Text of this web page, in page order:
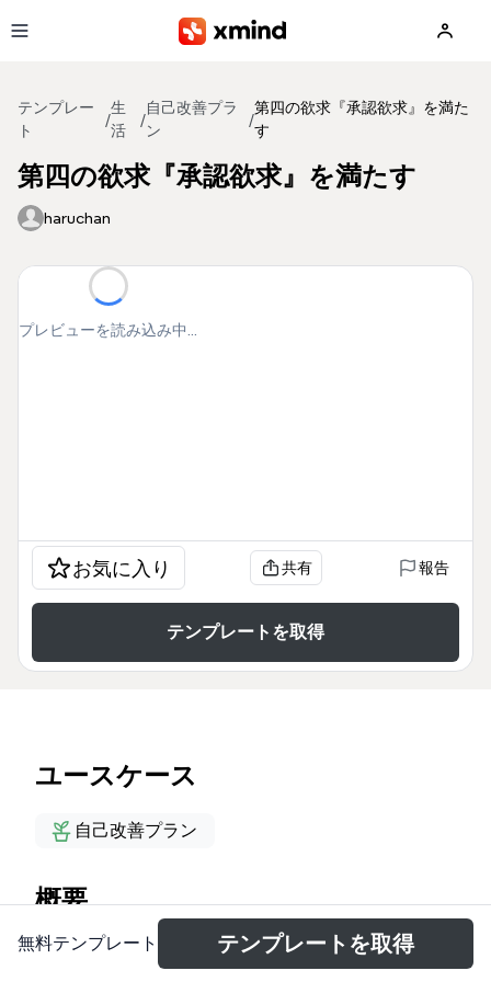
テンプレー
ト
/
生
活
/
自己改善プラ
ン
/
第四の欲求『承認欲求』を満た
す
第四の欲求『承認欲求』を満たす
haruchan
プレビューを読み込み中...
お気に入り 共有 報告
テンプレートを取得
ユースケース
自己改善プラン
概要
この「第四の欲求『承認欲求』を満たす」マインドマ
無料テンプレート テンプレートを取得